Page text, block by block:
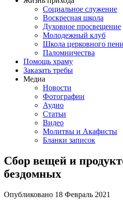
Социальное служение
Воскресная школа
Духовное просвещение
Молодежный клуб
Школа церковного
Паломничества
Помощь храму
Заказать требы
Медиа
Новости
Фотографии
Аудио
Статьи
Видео
Молитвы и Акафисты
Бланки записок
Сбор вещей и
бездомных
Опубликовано 18 Февраль 2021